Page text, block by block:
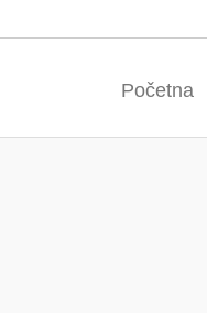
Početna